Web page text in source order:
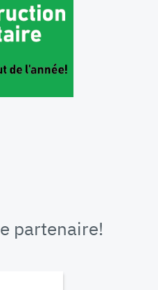
partenaire!